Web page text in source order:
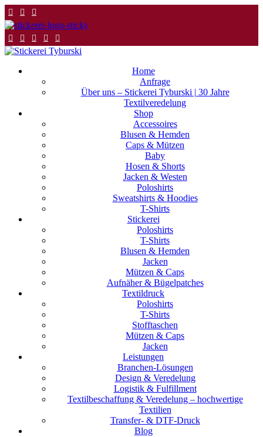
Home
Anfrage
Über uns – Stickerei Tyburski | 30 Jahre
Textilveredelung
Shop
Accessoires
Blusen & Hemden
Caps & Mützen
Baby
Hosen & Shorts
Jacken & Westen
Poloshirts
Sweatshirts & Hoodies
T-Shirts
Stickerei
Poloshirts
T-Shirts
Blusen & Hemden
Jacken
Mützen & Caps
Aufnäher & Bügelpatches
Textildruck
Poloshirts
T-Shirts
Stofftaschen
Mützen & Caps
Jacken
Leistungen
Branchen-Lösungen
Design & Veredelung
Logistik & Fulfillment
Textilbeschaffung & Veredelung – hochwertige
Textilien
Transfer- & DTF-Druck
Blog